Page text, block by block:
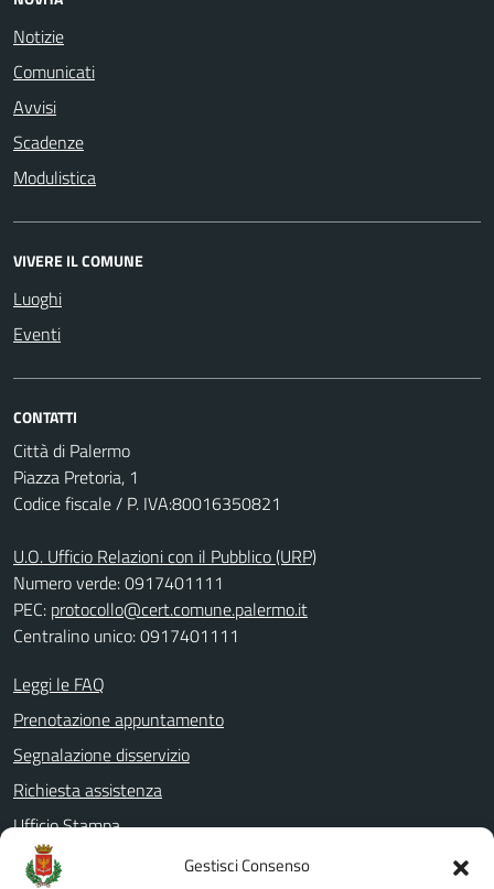
Gestisci Consenso
Notizie
Comunicati
Avvisi
Scadenze
Modulistica
VIVERE IL COMUNE
Luoghi
Eventi
CONTATTI
Città di Palermo
Piazza Pretoria, 1
Codice fiscale / P. IVA:80016350821
U.O. Ufficio Relazioni con il Pubblico (URP)
Numero verde: 0917401111
PEC: protocollo@cert.comune.palermo.it
Centralino unico: 0917401111
Leggi le FAQ
Prenotazione appuntamento
Segnalazione disservizio
Richiesta assistenza
Ufficio Stampa
Amministrazione Trasparente